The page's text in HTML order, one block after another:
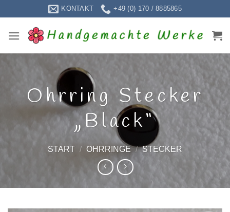
Inhalt
springen
KONTAKT +49 (0) 170 / 8885865
Ohrring Stecker
„Black“
START / OHRRINGE / STECKER